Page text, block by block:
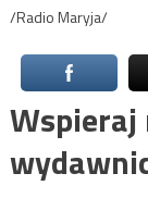
/Radio Maryja/
Wspieraj